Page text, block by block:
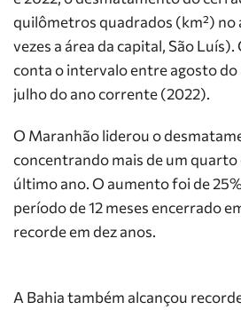
quilômetros quadrados (km²) no
vezes a área da capital, São Luís).
conta o intervalo entre agosto
julho do ano corrente (2022).
O Maranhão liderou o
concentrando mais de um quarto
último ano. O aumento foi de
período de 12 meses encerrado
recorde em dez anos.
A Bahia também alcançou